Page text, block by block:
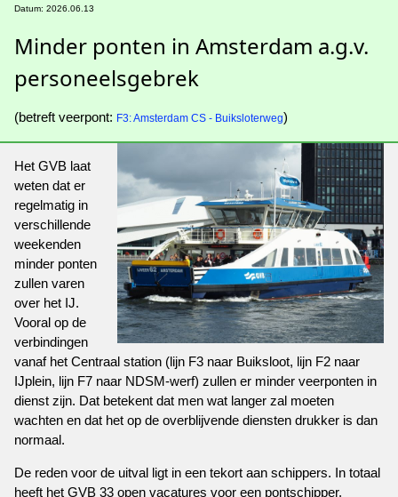
Datum: 2026.06.13
Minder ponten in Amsterdam a.g.v.
personeelsgebrek
(betreft veerpont: F3: Amsterdam CS - Buiksloterweg)
Het GVB laat
weten dat er
regelmatig in
verschillende
weekenden
minder ponten
zullen varen
over het IJ.
Vooral op de
verbindingen
vanaf het Centraal station (lijn F3 naar Buiksloot, lijn F2 naar
IJplein, lijn F7 naar NDSM-werf) zullen er minder veerponten in
dienst zijn. Dat betekent dat men wat langer zal moeten
wachten en dat het op de overblijvende diensten drukker is dan
normaal.
De reden voor de uitval ligt in een tekort aan schippers. In totaal
heeft het GVB 33 open vacatures voor een pontschipper.